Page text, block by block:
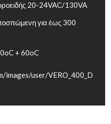
20-24VAC/130VA
για έως 300
+ 60oC
images/user/VERO_400_D